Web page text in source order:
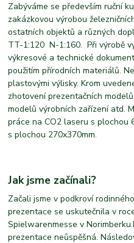
Zabýváme se především ruční
zakázkovou výrobou
ostatních objektů a různých
TT-1:120 N-1:160. Při výrobě
výkresové a technické
použitím přírodních materiálů.
plastovými výlisky. Krom
zhotovení prezentačních
modelů výrobních zařízení atd.
práce na CO2 laseru s plochou
s plochou 270x370mm.
Jak jsme začínali?
Začali jsme v podkroví
prezentace se uskutečnila v
Spielwarenmesse v
prezentace neůspěšná.